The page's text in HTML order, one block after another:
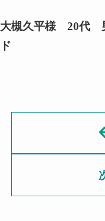
大槻久平様 20代
ド